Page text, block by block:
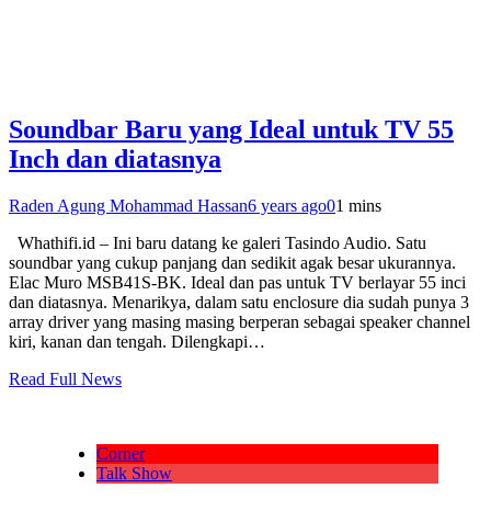
Soundbar Baru yang Ideal untuk TV 55
Inch dan diatasnya
Raden Agung Mohammad Hassan6 years ago01 mins
Whathifi.id – Ini baru datang ke galeri Tasindo Audio. Satu
soundbar yang cukup panjang dan sedikit agak besar ukurannya.
Elac Muro MSB41S-BK. Ideal dan pas untuk TV berlayar 55 inci
dan diatasnya. Menarikya, dalam satu enclosure dia sudah punya 3
array driver yang masing masing berperan sebagai speaker channel
kiri, kanan dan tengah. Dilengkapi…
Read Full News
Corner
Talk Show